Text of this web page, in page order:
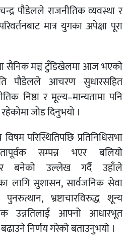
पौडेलले राजनीतिक व्यवस्था र
मात्र युगका अपेक्षा पूरा
सैनिक मञ्च टुँडिखेलमा आज भएको
पौडेलले आचरण सुधारसहित
निष्ठा र मूल्य–मान्यतामा पनि
जोड दिनुभयो ।
परिस्थितिपछि प्रतिनिधिसभा
सम्पन्न भएर बलियो
बनेको उल्लेख गर्दै उहाँले
लागि सुशासन, सार्वजनिक सेवा
भ्रष्टाचारविरुद्ध शून्य
उन्नतिलाई आफ्नो आधारभूत
निर्णय गरेको बताउनुभयो ।